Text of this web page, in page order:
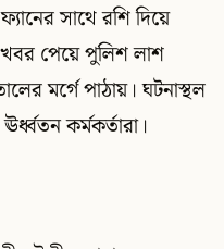
সাথে রশি দিয়ে
পেয়ে পুলিশ লাশ
মর্গে পাঠায়। ঘটনাস্থল
কর্মকর্তারা।